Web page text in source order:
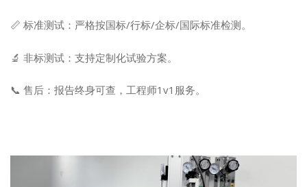
📏 标准测试：严格按国标/行标/企标/国际标准检测。
🔬 非标测试：支持定制化试验方案。
📞 售后：报告终身可查，工程师1v1服务。